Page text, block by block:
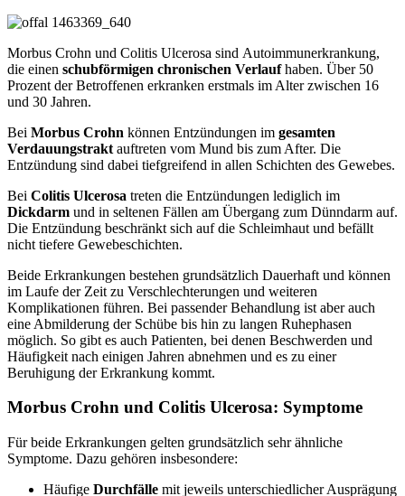
Morbus Crohn und Colitis Ulcerosa sind Autoimmunerkrankung,
die einen schubförmigen chronischen Verlaufhaben. Über 50
Prozent der Betroffenen erkranken erstmals im Alter zwischen 16
und 30 Jahren.
Bei Morbus Crohn können Entzündungen im gesamten
Verdauungstrakt auftreten vom Mund bis zum After. Die
Entzündung sind dabei tiefgreifend in allen Schichten des Gewebes.
Bei Colitis Ulcerosa treten die Entzündungen lediglich im
Dickdarm und in seltenen Fällen am Übergang zum Dünndarm auf.
Die Entzündung beschränkt sich auf die Schleimhaut und befällt
nicht tiefere Gewebeschichten.
Beide Erkrankungen bestehen grundsätzlich Dauerhaft und können
im Laufe der Zeit zu Verschlechterungen und weiteren
Komplikationen führen. Bei passender Behandlung ist aber auch
eine Abmilderung der Schübe bis hin zu langen Ruhephasen
möglich. So gibt es auch Patienten, bei denen Beschwerden und
Häufigkeit nach einigen Jahren abnehmen und es zu einer
Beruhigung der Erkrankung kommt.
Morbus Crohn und Colitis Ulcerosa: Symptome
Für beide Erkrankungen gelten grundsätzlich sehr ähnliche
Symptome. Dazu gehören insbesondere:
Häufige Durchfälle mit jeweils unterschiedlicher Ausprägung